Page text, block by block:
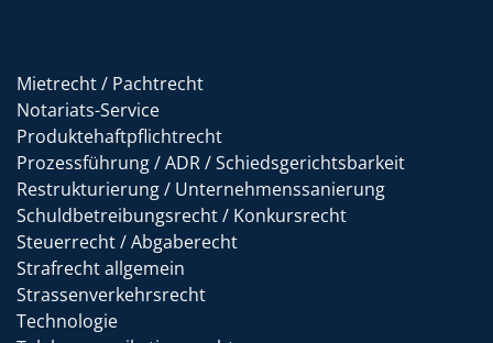
Mietrecht / Pachtrecht
Notariats-Service
Produktehaftpflichtrecht
Prozessführung / ADR / Schiedsgerichtsbarkeit
Restrukturierung / Unternehmenssanierung
Schuldbetreibungsrecht / Konkursrecht
Steuerrecht / Abgaberecht
Strafrecht allgemein
Strassenverkehrsrecht
Technologie